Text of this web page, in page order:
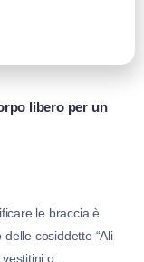
libero per un
le braccia è
cosiddette “Ali
o...